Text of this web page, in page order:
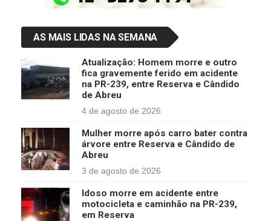
AS MAIS LIDAS NA SEMANA
Atualização: Homem morre e outro
fica gravemente ferido em acidente
na PR-239, entre Reserva e Cândido
de Abreu
4 de agosto de 2026
Mulher morre após carro bater contra
árvore entre Reserva e Cândido de
Abreu
3 de agosto de 2026
Idoso morre em acidente entre
motocicleta e caminhão na PR-239,
em Reserva